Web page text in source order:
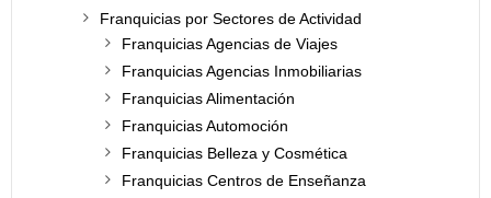
Franquicias por Sectores de Actividad
Franquicias Agencias de Viajes
Franquicias Agencias Inmobiliarias
Franquicias Alimentación
Franquicias Automoción
Franquicias Belleza y Cosmética
Franquicias Centros de Enseñanza